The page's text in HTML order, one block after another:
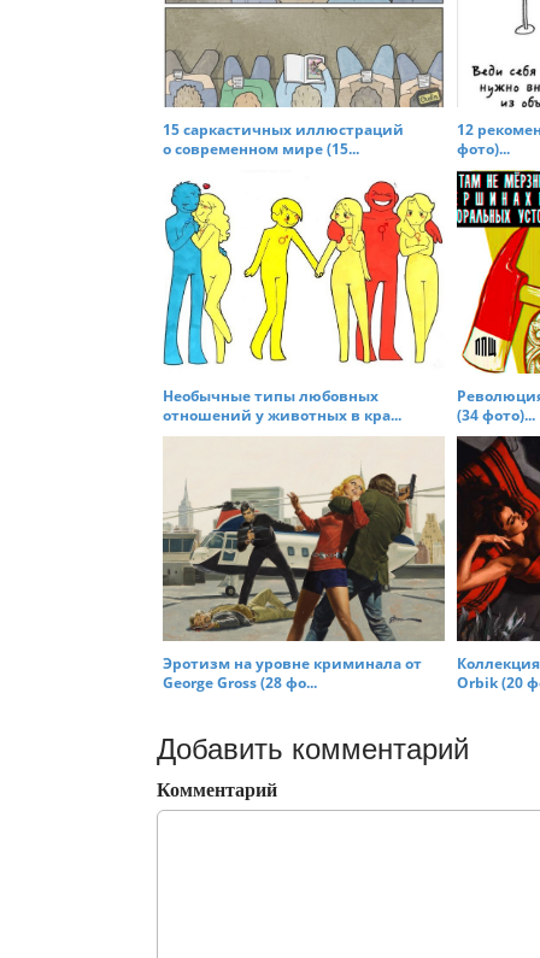
g
a
o
n
15 саркастичных иллюстраций
о современном мире (15...
12
фото)...
Необычные типы любовных
отношений у животных в кра...
(34 фото)...
Эротизм на уровне криминала от
George Gross (28 фо...
Orbik (20
Добавить комментарий
Комментарий